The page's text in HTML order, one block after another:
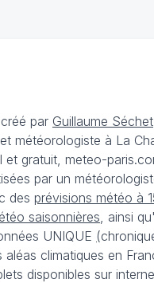
par Guillaume Séchet
météorologiste à La
et gratuit, meteo-
par un
des prévisions météo à
saisonnières , ainsi
UNIQUE (
aléas climatiques en
disponibles sur